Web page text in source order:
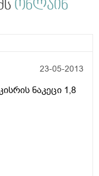
ონლაინ
23-05-2013
ნაკეცი 1,8